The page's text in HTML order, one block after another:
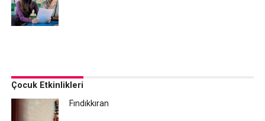
Çocuk Etkinlikleri
Fındıkkıran